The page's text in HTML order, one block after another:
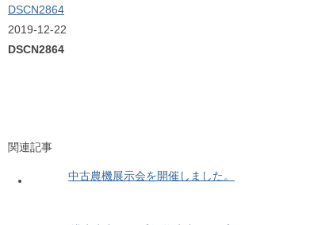
DSCN2864
2019-12-22
DSCN2864
関連記事
中古農機展示会を開催しました。